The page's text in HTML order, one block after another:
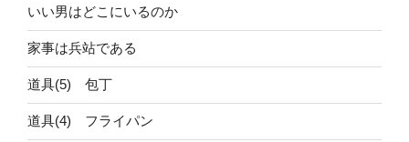
う
諸
刃
の
剣”
いい男はどこにいるのか
家事は兵站である
道具(5) 包丁
道具(4) フライパン